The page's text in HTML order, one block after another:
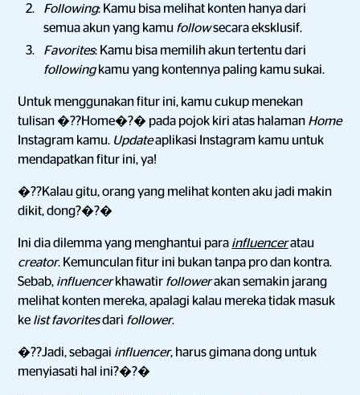
Following: Kamu bisa melihat konten hanya dari
semua akun yang kamu followsecara eksklusif.
Favorites: Kamu bisa memilih akun tertentu dari
following kamu yang kontennya paling kamu sukai.
Untuk menggunakan fitur ini, kamu cukup menekan
tulisan �??Home�?� pada pojok kiri atas halaman Home
Instagram kamu. Updateaplikasi Instagram kamu untuk
mendapatkan fitur ini, ya!
�??Kalau gitu, orang yang melihat konten aku jadi makin
dikit, dong?�?�
Ini dia dilemma yang menghantui para influenceratau
creator. Kemunculan fitur ini bukan tanpa pro dan kontra.
Sebab, influencerkhawatir followerakan semakin jarang
melihat konten mereka, apalagi kalau mereka tidak masuk
ke list favoritesdari follower.
�??Jadi, sebagai influencer, harus gimana dong untuk
menyiasati hal ini?�?�